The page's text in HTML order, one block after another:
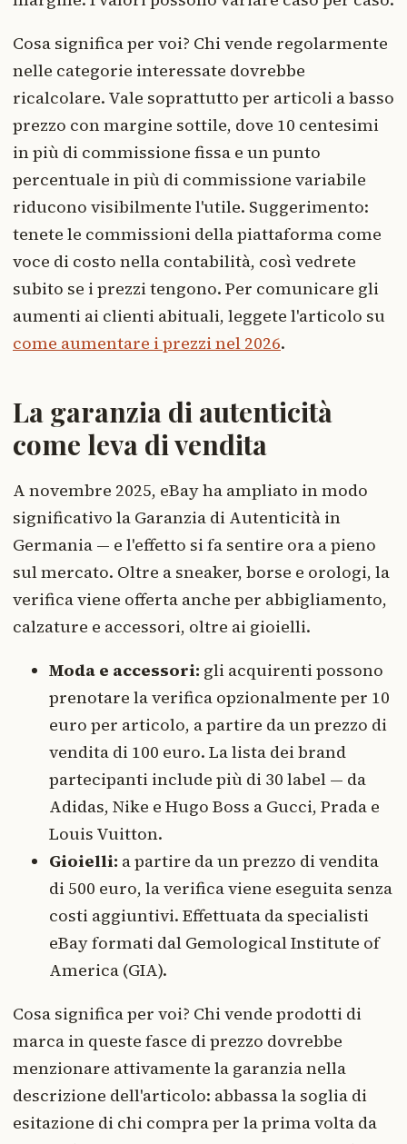
Cosa significa per voi? Chi vende regolarmente
nelle categorie interessate dovrebbe
ricalcolare. Vale soprattutto per articoli a basso
prezzo con margine sottile, dove 10 centesimi
in più di commissione fissa e un punto
percentuale in più di commissione variabile
riducono visibilmente l'utile. Suggerimento:
tenete le commissioni della piattaforma come
voce di costo nella contabilità, così vedrete
subito se i prezzi tengono. Per comunicare gli
aumenti ai clienti abituali, leggete l'articolo su
come aumentare i prezzi nel 2026.
La garanzia di autenticità
come leva di vendita
A novembre 2025, eBay ha ampliato in modo
significativo la Garanzia di Autenticità in
Germania — e l'effetto si fa sentire ora a pieno
sul mercato. Oltre a sneaker, borse e orologi, la
verifica viene offerta anche per abbigliamento,
calzature e accessori, oltre ai gioielli.
Moda e accessori: gli acquirenti possono
prenotare la verifica opzionalmente per 10
euro per articolo, a partire da un prezzo di
vendita di 100 euro. La lista dei brand
partecipanti include più di 30 label — da
Adidas, Nike e Hugo Boss a Gucci, Prada e
Louis Vuitton.
Gioielli: a partire da un prezzo di vendita
di 500 euro, la verifica viene eseguita senza
costi aggiuntivi. Effettuata da specialisti
eBay formati dal Gemological Institute of
America (GIA).
Cosa significa per voi? Chi vende prodotti di
marca in queste fasce di prezzo dovrebbe
menzionare attivamente la garanzia nella
descrizione dell'articolo: abbassa la soglia di
esitazione di chi compra per la prima volta da